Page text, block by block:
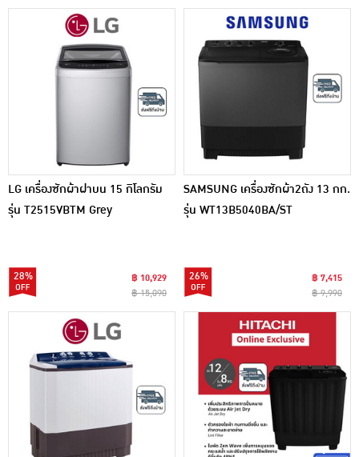
LG เครื่องซักผ้าฝาบน 15 กิโลกรัม
รุ่น T2515VBTM Grey
28%
฿ 10,929
฿ 15,090
SAMSUNG เครื่องซักผ้า2ถัง 13 กก.
รุ่น WT13B5040BA/ST
26%
฿ 7,415
฿ 9,990